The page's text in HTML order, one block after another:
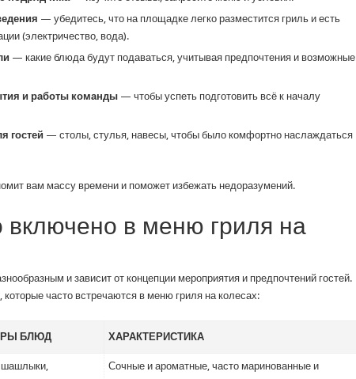
— убедитесь, что на площадке легко разместится гриль и есть
(электричество, вода).
— какие блюда будут подаваться, учитывая предпочтения и возможные
и работы команды— чтобы успеть подготовить всё к началу
гостей — столы, стулья, навесы, чтобы было комфортно наслаждаться
вам массу времени и поможет избежать недоразумений.
включено в меню гриля на
и зависит от концепции мероприятия и предпочтений гостей.
часто встречаются в меню гриля на колесах:
БЛЮД ХАРАКТЕРИСТИКА
шашлыки,
Сочные и ароматные, часто маринованные и